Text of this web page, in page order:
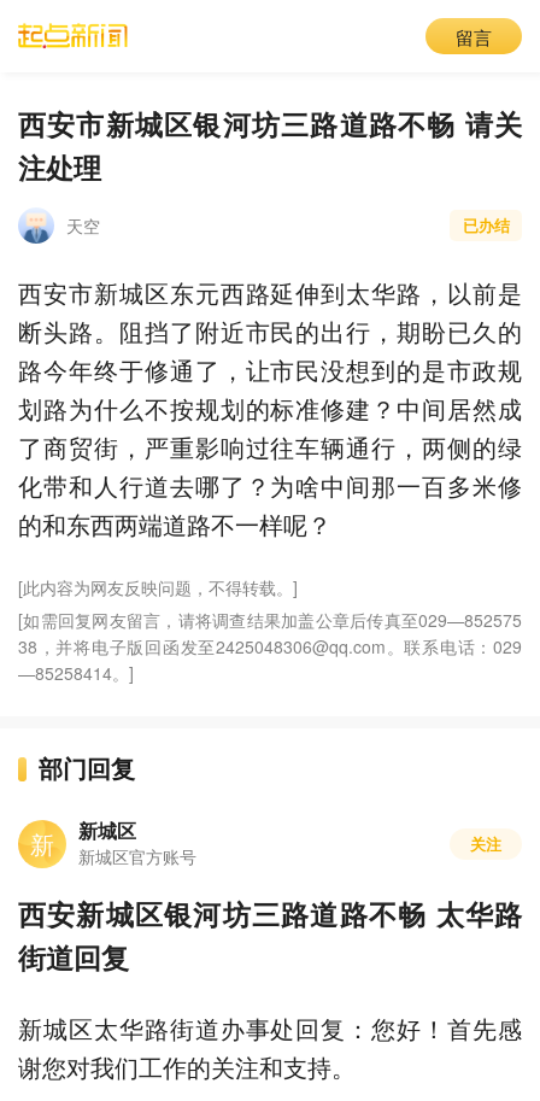
留言
西安市新城区银河坊三路道路不畅 请关
注处理
天空 已办结
西安市新城区东元西路延伸到太华路，以前是
断头路。阻挡了附近市民的出行，期盼已久的
路今年终于修通了，让市民没想到的是市政规
划路为什么不按规划的标准修建？中间居然成
了商贸街，严重影响过往车辆通行，两侧的绿
化带和人行道去哪了？为啥中间那一百多米修
的和东西两端道路不一样呢？
[此内容为网友反映问题，不得转载。]
[如需回复网友留言，请将调查结果加盖公章后传真至029—852575
38，并将电子版回函发至2425048306@qq.com。联系电话：029
—85258414。]
部门回复
新 新城区
新城区官方账号
关注
西安新城区银河坊三路道路不畅 太华路
街道回复
新城区太华路街道办事处回复：您好！首先感
谢您对我们工作的关注和支持。